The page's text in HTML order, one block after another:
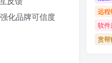
化品牌可信度
远
软
赏